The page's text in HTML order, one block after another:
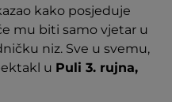
kako posjeduje
mu biti samo vjetar u
niz. Sve u svemu,
u Puli 3. rujna,